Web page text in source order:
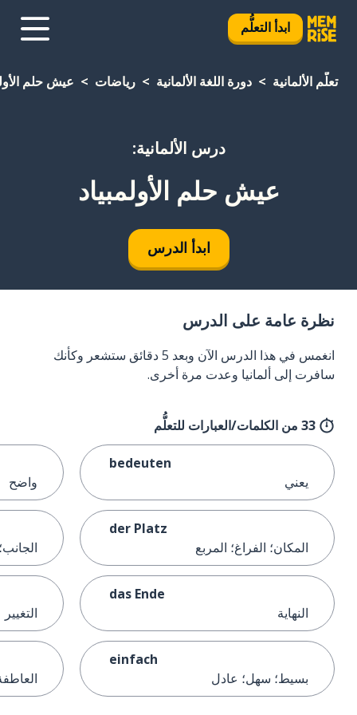
ابدأ التعلُّم
تعلَّم الألمانية دورة اللغة الألمانية رياضات عيش حلم
درس الألمانية:
عيش حلم الأولمبياد
ابدأ الدرس
نظرة عامة على الدرس
انغمس في هذا الدرس الآن وبعد 5 دقائق ستشعر وكأنك
سافرت إلى ألمانيا وعدت مرة أخرى.
33 من الكلمات/العبارات للتعلُّم
bedeuten
يعني
der Platz
المكان؛ الفراغ؛ المربع
das Ende
النهاية
einfach
بسيط؛ سهل؛ عادل
واضح
التغيير